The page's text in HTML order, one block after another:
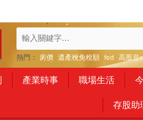
熱門： 房價 遺產稅免稅額 fed 高股息
產業時事 職場生活
存股助